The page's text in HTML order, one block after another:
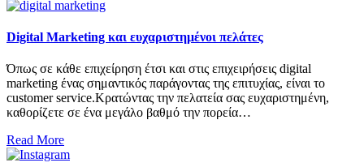
Digital Marketing και ευχαριστημένοι πελάτες
Όπως σε κάθε επιχείρηση έτσι και στις επιχειρήσεις digital
marketing ένας σημαντικός παράγοντας της επιτυχίας, είναι το
customer service.Κρατώντας την πελατεία σας ευχαριστημένη,
καθορίζετε σε ένα μεγάλο βαθμό την πορεία…
Read More